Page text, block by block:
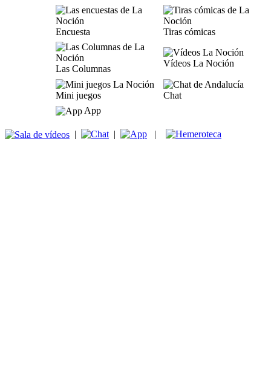
Encuesta Tiras cómicas
Las Columnas
Vídeos La Noción
Mini juegos
Chat
App
| | |